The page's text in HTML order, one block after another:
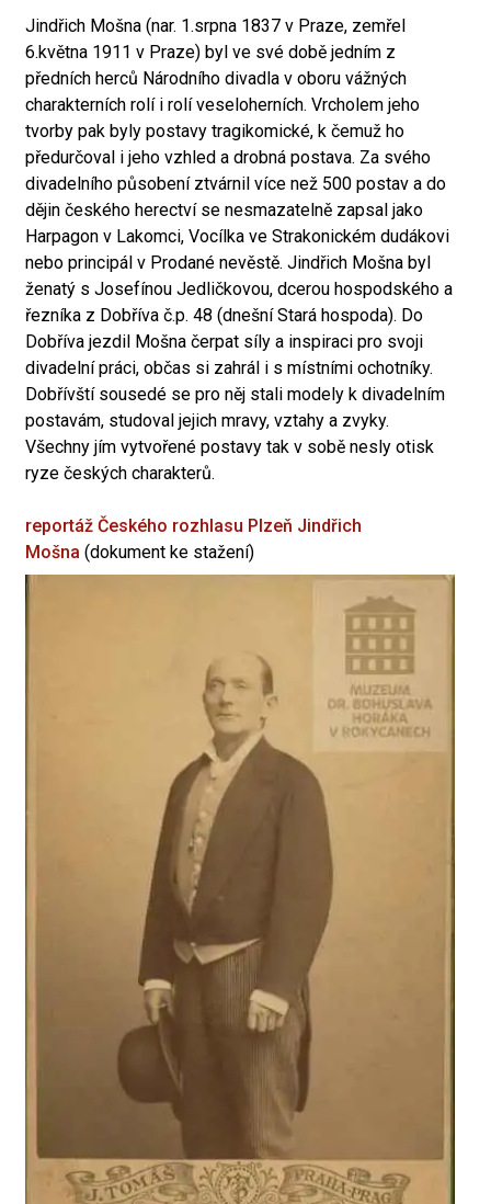
Jindřich Mošna (nar. 1.srpna 1837 v Praze, zemřel
6.května 1911 v Praze) byl ve své době jedním z
předních herců Národního divadla v oboru vážných
charakterních rolí i rolí veseloherních. Vrcholem jeho
tvorby pak byly postavy tragikomické, k čemuž ho
předurčoval i jeho vzhled a drobná postava. Za svého
divadelního působení ztvárnil více než 500 postav a do
dějin českého herectví se nesmazatelně zapsal jako
Harpagon v Lakomci, Vocílka ve Strakonickém dudákovi
nebo principál v Prodané nevěstě. Jindřich Mošna byl
ženatý s Josefínou Jedličkovou, dcerou hospodského a
řezníka z Dobříva č.p. 48 (dnešní Stará hospoda). Do
Dobříva jezdil Mošna čerpat síly a inspiraci pro svoji
divadelní práci, občas si zahrál i s místními ochotníky.
Dobřívští sousedé se pro něj stali modely k divadelním
postavám, studoval jejich mravy, vztahy a zvyky.
Všechny jím vytvořené postavy tak v sobě nesly otisk
ryze českých charakterů.
reportáž Českého rozhlasu Plzeň Jindřich
Mošna (dokument ke stažení)